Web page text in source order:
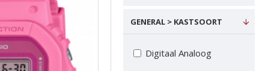
Lorus
GENERAL > KASTSOORT
Digitaal Analoog